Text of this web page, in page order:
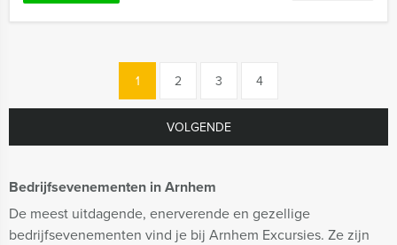
Bedrijfsevenementen in Arnhem
De meest uitdagende, enerverende en gezellige
bedrijfsevenementen vind je bij Arnhem Excursies. Ze zijn
1 2 3 4
VOLGENDE